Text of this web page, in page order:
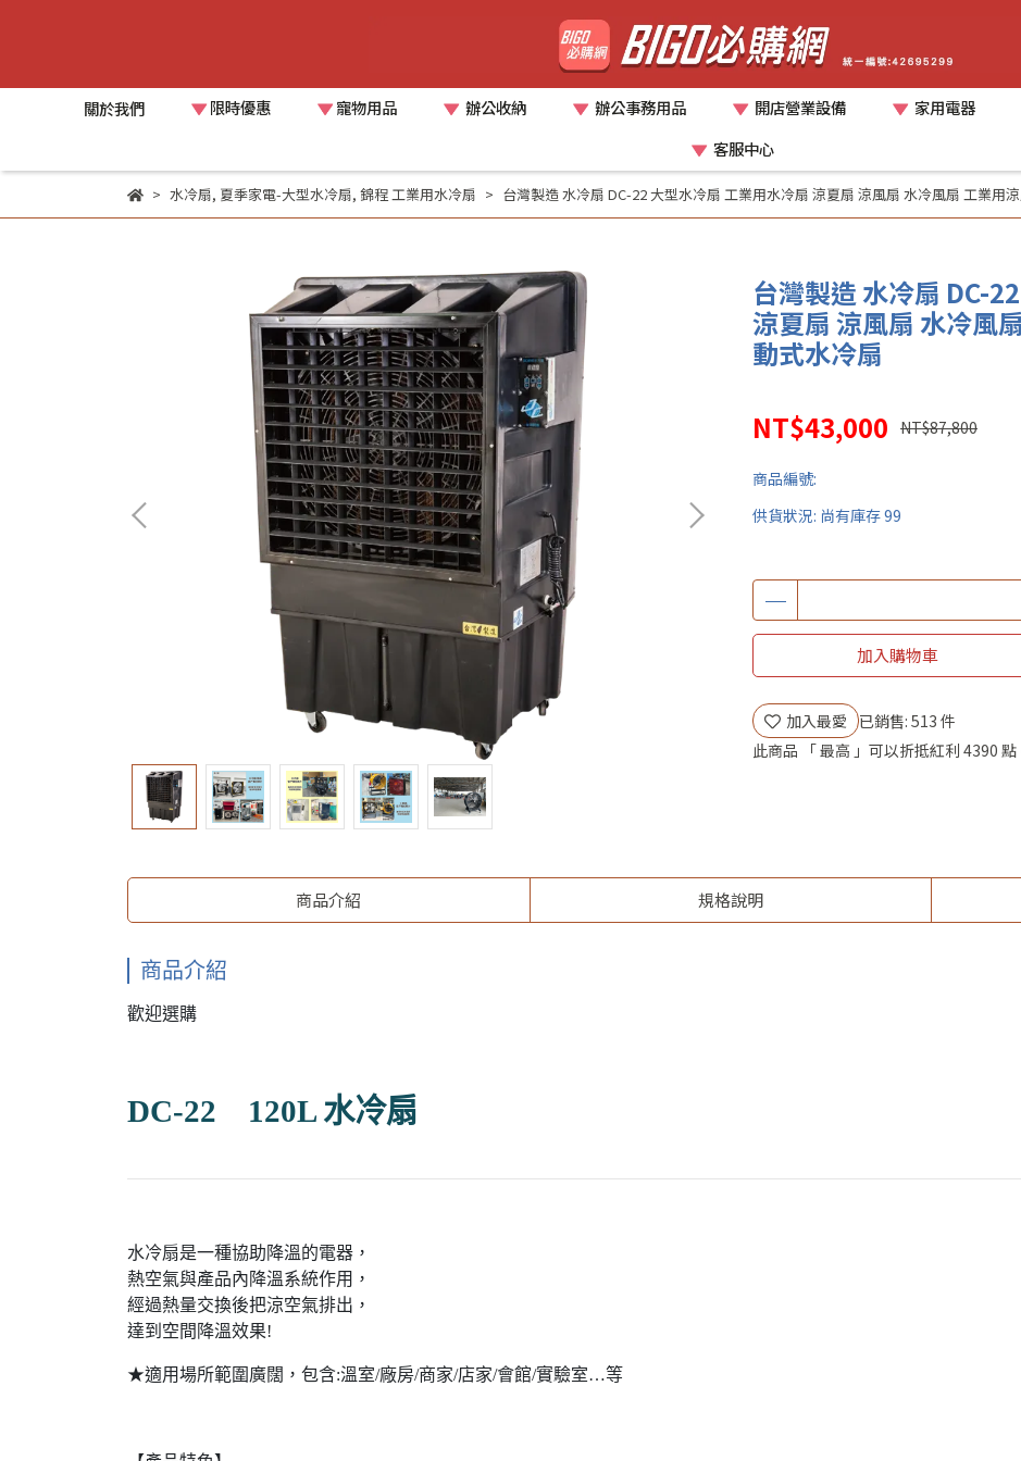
關於我們 限時優惠 寵物用品 辦公收納 辦公事務用品 開店營業設備 家用電器
客服中心
水冷扇, 夏季家電-大型水冷扇, 錦程 工業用水冷扇 台灣製造 水冷扇 DC-22 大型水冷扇 工業用水冷扇 涼夏扇 涼風扇 水冷風扇 工業用
台灣製造 水冷扇 DC-
涼夏扇 涼風扇 水冷風
動式水冷扇
NT$43,000 NT$87,800
商品編號:
供貨狀況: 尚有庫存 99
加入購物車
加入最愛
已銷售: 513 件
此商品 「 最高 」可以折抵紅利 4390 點
商品介紹 規格說明
商品介紹
歡迎選購
DC-22 120L 水冷扇
水冷扇是一種協助降溫的電器，
熱空氣與產品內降溫系統作用，
經過熱量交換後把涼空氣排出，
達到空間降溫效果!
★適用場所範圍廣闊，包含:溫室/廠房/商家/店家/會館/實驗室…等